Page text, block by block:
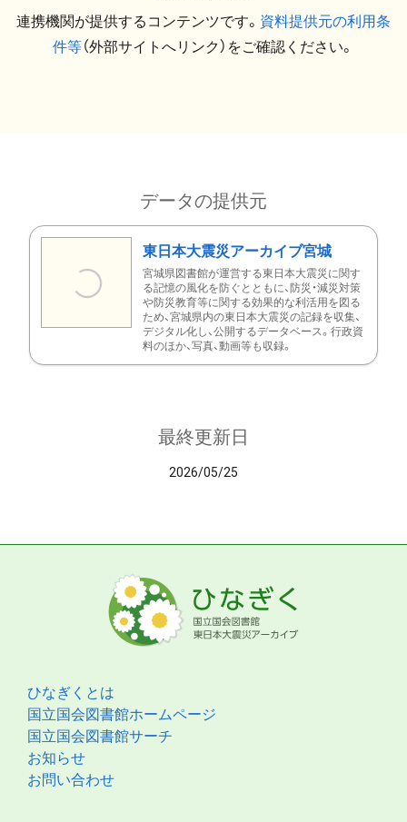
連携機関が提供するコンテンツです。 資料提供元の利用条
件等（外部サイトへリンク）をご確認ください。
データの提供元
東日本大震災アーカイブ宮城
宮城県図書館が運営する東日本大震災に関す
る記憶の風化を防ぐとともに、防災・減災対策
や防災教育等に関する効果的な利活用を図る
ため、宮城県内の東日本大震災の記録を収集、
デジタル化し、公開するデータベース。行政資
料のほか、写真、動画等も収録。
最終更新日
2026/05/25
ひなぎくとは
国立国会図書館ホームページ
国立国会図書館サーチ
お知らせ
お問い合わせ